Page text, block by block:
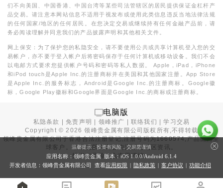
们不向美国、中国香港、中国台湾等某些司法管辖区的居民提供保证金杠杆产
品交易。请注意本网站信息不适用于视发布或使用此类信息违反当地法律法规
的任何国家/地区的任何居民。在您决定交易或继续持有任何金融产品前，请
务必阅读理解并同意我们的产品披露声明和其他相关文件。
网上保安：为了保护您的私隐安全，请不要使用公共或共享计算机登入您的交
易帐户，亦不要于登入帐户后将密码保存于任何计算机或移动设备。我们不会
以电邮方式要求您提供帐户号码和密码等私人数据。 Apple，iPad，iPhone
和iPod touch是Apple Inc.的注册商标并在美国和其他国家注册。App Store
是Apple Inc.的服务标志，Android是Google Inc.的注册商标。Google徽
标，Google Play徽标和Google界面是Google Inc.的商标或注册商标。
电脑版
私隐条款 |免责声明 领峰推广 |联络我们 |学习交易
Copyright ©2026 领峰贵金属有限公司版权所有,不得转载
领峰贵金属有限公司于香港合法注册登记,注册号码为1660574,产品面向全
球客户。本站内所有内容均为香港地区资讯。
投资有风险，入市需谨慎。
温馨提示：投资有风险，交易需谨慎
应用名称：领峰贵金属 版本：iOS 1.0.0/Android 6.1.4
开发者信息：领峰贵金属有限公司 查看应用权限 | 隐私政策 | 客户协议 | 功能介绍